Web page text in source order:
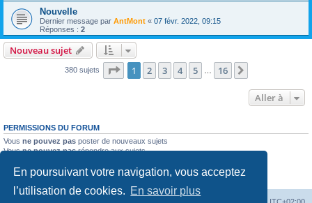
En poursuivant votre navigation, vous acceptez
l’utilisation de cookies. En savoir plus
Nouvelle
Dernier message par AntMont « 07 févr. 2022, 09:15
Réponses : 2
Nouveau sujet
380 sujets Page 1sur16
1 2 3 4 5 16
Aller à
PERMISSIONS DU FORUM
Vous ne pouvez pas poster de nouveaux sujets
Vousne pouvez pasrépondre aux sujets
Vousne pouvez passupprimer vos messages
ne pouvez pas joindre des fichiers
UTC+02:00